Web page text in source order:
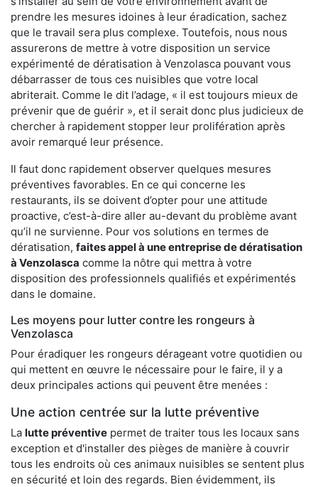
prendre les mesures idoines à leur éradication, sachez
que le travail sera plus complexe. Toutefois, nous nous
assurerons de mettre à votre disposition un service
expérimenté de dératisation à Venzolasca pouvant vous
débarrasser de tous ces nuisibles que votre local
abriterait. Comme le dit l’adage, « il est toujours mieux de
prévenir que de guérir », et il serait donc plus judicieux de
chercher à rapidement stopper leur prolifération après
avoir remarqué leur présence.
Il faut donc rapidement observer quelques mesures
préventives favorables. En ce qui concerne les
restaurants, ils se doivent d’opter pour une attitude
proactive, c’est-à-dire aller au-devant du problème avant
qu’il ne survienne. Pour vos solutions en termes de
dératisation, faites appel à une entreprise de dératisation
à Venzolasca comme la nôtre qui mettra à votre
disposition des professionnels qualifiés et expérimentés
dans le domaine.
Les moyens pour lutter contre les rongeurs à
Venzolasca
Pour éradiquer les rongeurs dérageant votre quotidien ou
qui mettent en œuvre le nécessaire pour le faire, il y a
deux principales actions qui peuvent être menées :
Une action centrée sur la lutte préventive
La lutte préventive permet de traiter tous les locaux sans
exception et d'installer des pièges de manière à couvrir
tous les endroits où ces animaux nuisibles se sentent plus
en sécurité et loin des regards. Bien évidemment, ils